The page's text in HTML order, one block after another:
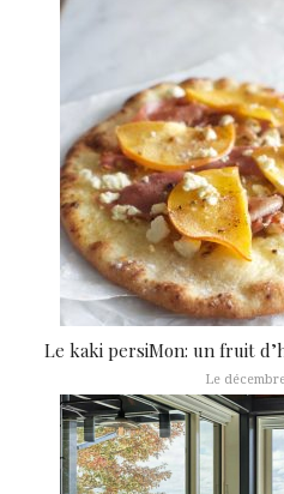
Le kaki persiMon: un fruit
Le